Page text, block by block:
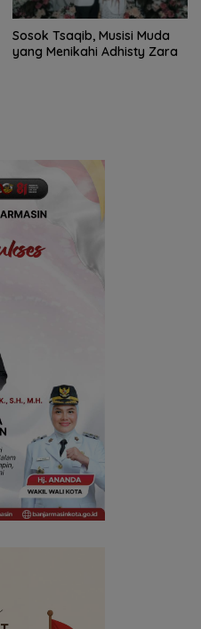
Sosok Tsaqib, Musisi Muda
yang Menikahi Adhisty Zara